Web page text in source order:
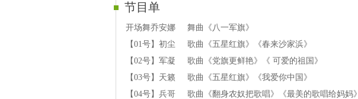
节目单
开场舞乔安娜 舞曲《八一军旗》
【01号】初尘 歌曲《五星红旗》《春来沙家浜》
【02号】军凝 歌曲《党旗更鲜艳》《 可爱的祖国》
【03号】天籁 歌曲《五星红旗》《我爱你中国》
【04号】兵哥 歌曲《翻身农奴把歌唱》《最美的歌唱给妈妈》